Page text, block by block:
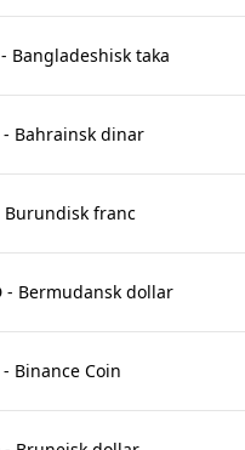
- Bangladeshisk taka
- Bahrainsk dinar
Burundisk franc
- Bermudansk dollar
- Binance Coin